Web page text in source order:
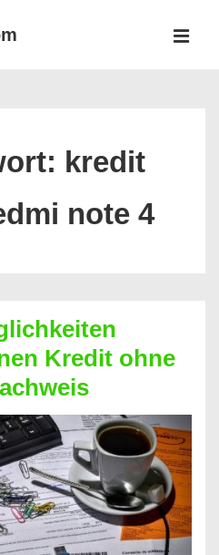
kredit
note 4
Kredit ohne